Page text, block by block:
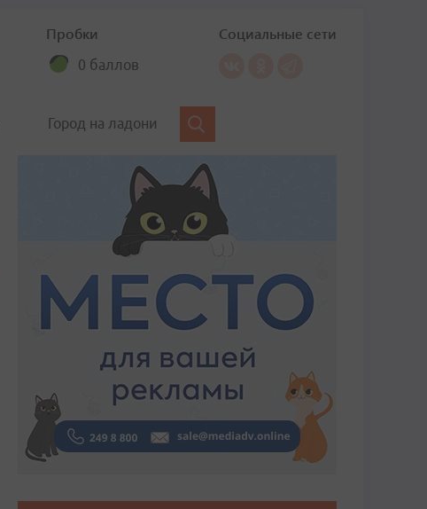
Пробки
0 баллов
Социальные сети
Город на ладони